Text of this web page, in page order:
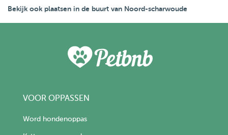
Bekijk ook plaatsen in de buurt van Noord-scharwoude
VOOR OPPASSEN
Word hondenoppas